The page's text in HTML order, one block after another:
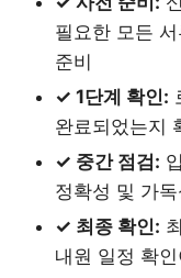
필요한 모든
준비
✓ 1단계 확인:
완료되었는지
✓ 중간 점검:
정확성 및 가
✓ 최종 확인:
내원 일정 확